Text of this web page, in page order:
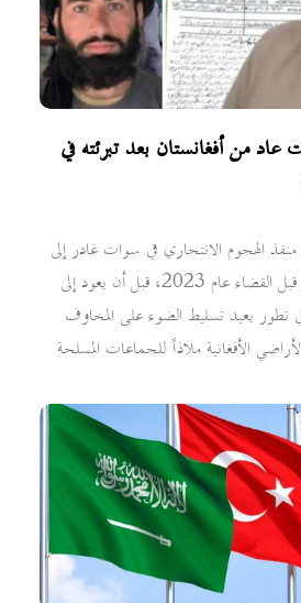
من أفغانستان بعد تبرئته في
الهجوم الانتحاري في سوات غادر إلى
أفغانستان عقب تبرئته من قبل القضاء عام 2023، قبل أن يعود إلى
تطور يعيد تسليط الضوء على المخاوف
الأفغانية ملاذاً للجماعات المسلحة